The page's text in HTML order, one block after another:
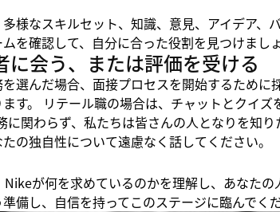
様なスキルセット、知識、意見、アイデア、
を確認して、自分に合った役割を見つけましょ
に会う、または評価を受ける
選んだ場合、面接プロセスを開始するため
す。 リテール職の場合は、チャットとクイ
に関わらず、私たちは皆さんの人となりを知
の独自性について遠慮なく話してください。
が何を求めているのかを理解し、あなた
備し、自信を持ってこのステージに臨んでくだ